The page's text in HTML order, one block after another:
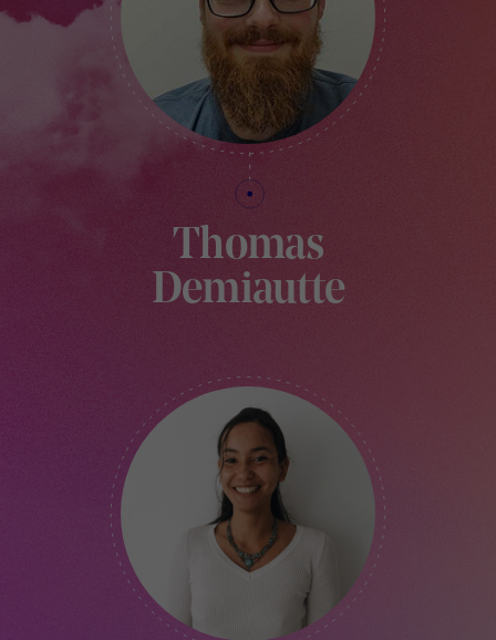
Thomas
Demiautte